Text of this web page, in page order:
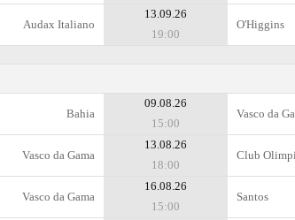
Audax Italiano
13.09.26
19:00
O'Higgins
Bahia
09.08.26
15:00
Vasco da
Vasco da Gama
13.08.26
18:00
Club
Vasco da Gama
16.08.26
15:00
Santos